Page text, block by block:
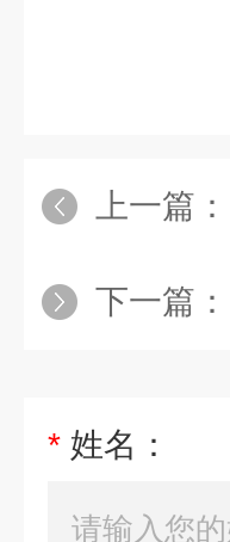
上一篇：
下一篇：
* 姓名：